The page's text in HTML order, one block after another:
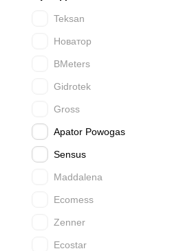
Teksan
Новатор
BMeters
Gidrotek
Gross
Apator Powogas
Sensus
Maddalena
Ecomess
Zenner
Ecostar